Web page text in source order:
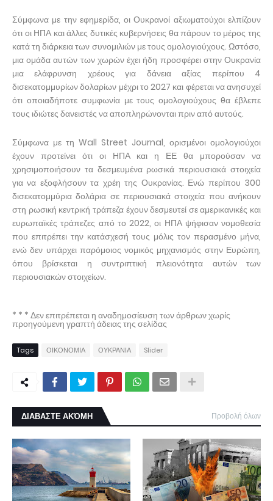
Σύμφωνα με την εφημερίδα, οι Ουκρανοί αξιωματούχοι ελπίζουν
ότι οι ΗΠΑ και άλλες δυτικές κυβερνήσεις θα πάρουν το μέρος της
κατά τη διάρκεια των συνομιλιών με τους ομολογιούχους. Ωστόσο,
μια ομάδα αυτών των χωρών έχει ήδη προσφέρει στην Ουκρανία
μια ελάφρυνση χρέους για δάνεια αξίας περίπου 4
δισεκατομμυρίων δολαρίων μέχρι το 2027 και φέρεται να ανησυχεί
ότι οποιαδήποτε συμφωνία με τους ομολογιούχους θα έβλεπε
τους ιδιώτες δανειστές να αποπληρώνονται πριν από αυτούς.
Σύμφωνα με τη Wall Street Journal, ορισμένοι ομολογιούχοι
έχουν προτείνει ότι οι ΗΠΑ και η ΕΕ θα μπορούσαν να
χρησιμοποιήσουν τα δεσμευμένα ρωσικά περιουσιακά στοιχεία
για να εξοφλήσουν τα χρέη της Ουκρανίας. Ενώ περίπου 300
δισεκατομμύρια δολάρια σε περιουσιακά στοιχεία που ανήκουν
στη ρωσική κεντρική τράπεζα έχουν δεσμευτεί σε αμερικανικές και
ευρωπαϊκές τράπεζες από το 2022, οι ΗΠΑ ψήφισαν νομοθεσία
που επιτρέπει την κατάσχεσή τους μόλις τον περασμένο μήνα,
ενώ δεν υπάρχει παρόμοιος νομικός μηχανισμός στην Ευρώπη,
όπου βρίσκεται η συντριπτική πλειονότητα αυτών των
περιουσιακών στοιχείων.
* * * Δεν επιτρέπεται η αναδημοσίευση των άρθρων χωρίς
προηγούμενη γραπτή άδειας της σελίδας
Tags ΟΙΚΟΝΟΜΙΑ ΟΥΚΡΑΝΙΑ Slider
ΔΙΑΒΑΣΤΕ ΑΚΌΜΗ Προβολή όλων